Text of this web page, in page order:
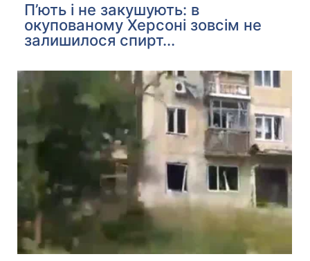
П’ють і не закушують: в
окупованому Херсоні зовсім не
залишилося спирт...